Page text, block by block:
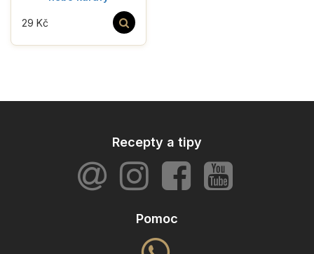
29 Kč
Recepty a tipy
Pomoc